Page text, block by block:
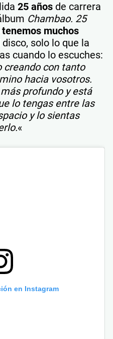
25 años de carrera
Chambao. 25
tenemos muchos
solo lo que la
cuando lo escuches:
creando con tanto
hacia vosotros.
profundo y está
lo tengas entre las
y lo sientas
«
en Instagram